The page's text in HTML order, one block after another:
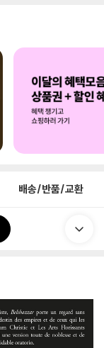
배송/반품/교환